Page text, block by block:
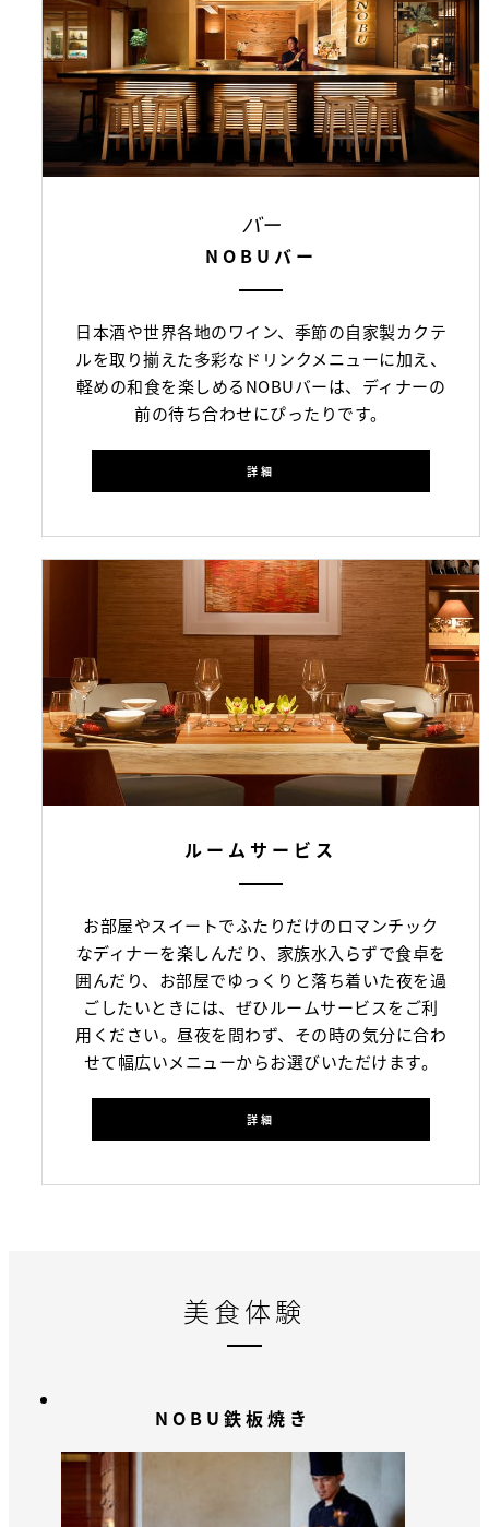
バー
NOBUバー
日本酒や世界各地のワイン、季節の自家製カクテ
ルを取り揃えた多彩なドリンクメニューに加え、
軽めの和食を楽しめるNOBUバーは、ディナーの
前の待ち合わせにぴったりです。
詳細
ルームサービス
お部屋やスイートでふたりだけのロマンチック
なディナーを楽しんだり、家族水入らずで食卓を
囲んだり、お部屋でゆっくりと落ち着いた夜を過
ごしたいときには、ぜひルームサービスをご利
用ください。昼夜を問わず、その時の気分に合わ
せて幅広いメニューからお選びいただけます。
詳細
美食体験
NOBU鉄板焼き